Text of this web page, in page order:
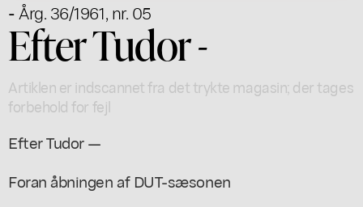
- Årg. 36/1961, nr. 05
Efter Tudor -
Artiklen er indscannet fra det trykte magasin; der tages
forbehold for fejl
Efter Tudor —
Foran åbningen af DUT-sæsonen